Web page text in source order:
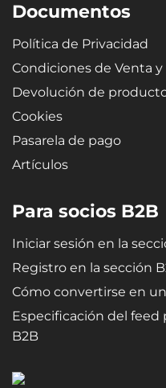
Documentos
Política de Privacidad
Condiciones de Venta
Devolución de
Cookies
Pasarela de pago
Artículos
Para socios B2B
Iniciar sesión en la
Registro en la sección
Cómo convertirse en
Especificación del feed
B2B